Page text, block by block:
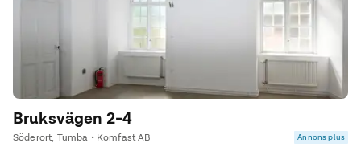
Bruksvägen 2-4
Söderort, Tumba • Komfast AB Annons plus